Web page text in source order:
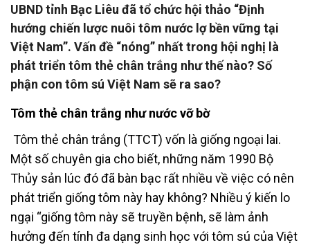
UBND tỉnh Bạc Liêu đã tổ chức hội thảo “Định
hướng chiến lược nuôi tôm nước lợ bền vững tại
Việt Nam”. Vấn đề “nóng” nhất trong hội nghị là
phát triển tôm thẻ chân trắng như thế nào? Số
phận con tôm sú Việt Nam sẽ ra sao?
Tôm thẻ chân trắng như nước vỡ bờ
Tôm thẻ chân trắng (TTCT) vốn là giống ngoại lai.
Một số chuyên gia cho biết, những năm 1990 Bộ
Thủy sản lúc đó đã bàn bạc rất nhiều về việc có nên
phát triển giống tôm này hay không? Nhiều ý kiến lo
ngại “giống tôm này sẽ truyền bệnh, sẽ làm ảnh
hưởng đến tính đa dạng sinh học với tôm sú của Việt